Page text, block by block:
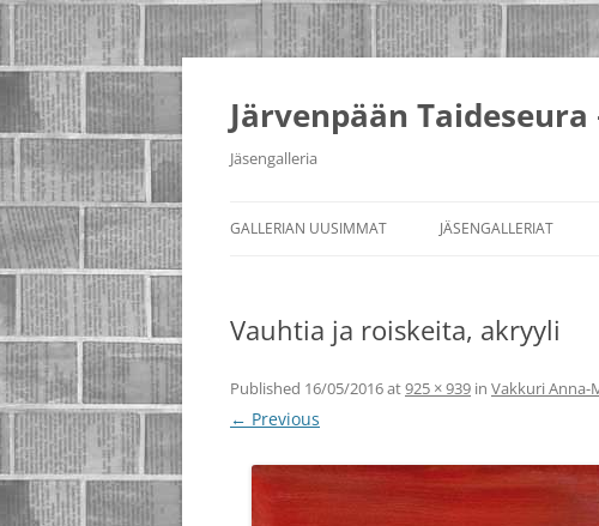
Järvenpään Taideseura
Jäsengalleria
GALLERIAN UUSIMMAT JÄSENGALLERIAT
Vauhtia ja roiskeita, akryyli
Published 16/05/2016at925 × 939 in Vakkuri Anna-
← Previous